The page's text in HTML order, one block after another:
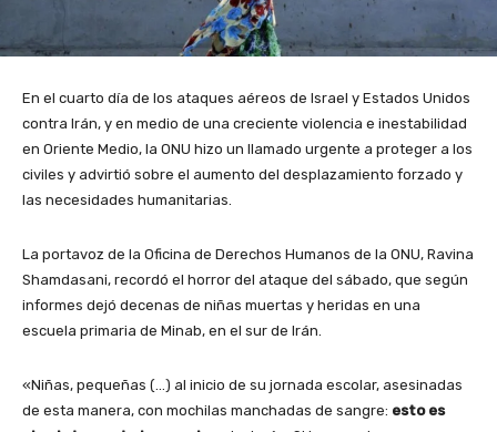
En el cuarto día de los ataques aéreos de Israel y Estados Unidos
contra Irán, y en medio de una creciente violencia e inestabilidad
en Oriente Medio, la ONU hizo un llamado urgente a proteger a los
civiles y advirtió sobre el aumento del desplazamiento forzado y
las necesidades humanitarias.
La portavoz de la Oficina de Derechos Humanos de la ONU, Ravina
Shamdasani, recordó el horror del ataque del sábado, que según
informes dejó decenas de niñas muertas y heridas en una
escuela primaria de Minab, en el sur de Irán.
«Niñas, pequeñas (…) al inicio de su jornada escolar, asesinadas
de esta manera, con mochilas manchadas de sangre: esto es